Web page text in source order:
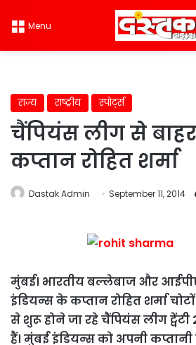
Menu
राज्य राष्ट्रीय स्पोर्ट्स
चैंपियंस लीग से
कप्तान रोहित शर्मा
Dastak Admin September 11, 2014
मुंबई। भारतीय बल्लेबाज और
इंडियन्स के कप्तान रोहित शर्मा
से शुरू होने जा रहे चैंपियंस लीग
हैं। मुंबई इंडियन्स को अपनी